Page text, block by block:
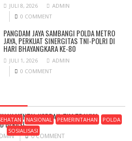
JULI 8, 2026
ADMIN
0 COMMENT
PANGDAM JAYA SAMBANGI POLDA METRO
JAYA, PERKUAT SINERGITAS TNI-POLRI DI
HARI BHAYANGKARA KE-80
JULI 1, 2026
ADMIN
0 COMMENT
NASIONAL PEMERINTAHAN
POLDA
SOSIALISASI
MENTAL KORBAN, TIM TRAUMA
BEKASI
0 COMMENT